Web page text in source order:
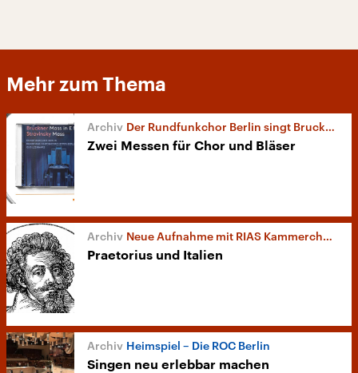
Mehr zum Thema
Der Rundfunkchor Berlin singt Bruckner und Strawinsky
Zwei Messen für Chor und Bläser
Neue Aufnahme mit RIAS Kammerchor und Capella de la Torre
Praetorius und Italien
Heimspiel – Die ROC Berlin
Singen neu erlebbar machen